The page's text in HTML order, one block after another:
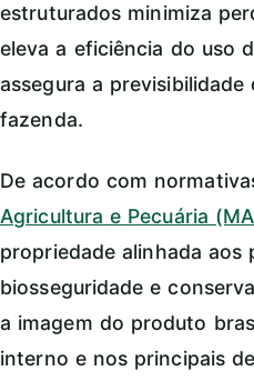
estruturados minimiza
eleva a eficiência do uso
assegura a
fazenda.
De acordo com
Agricultura e Pecuária
propriedade alinhada aos
biosseguridade e
a imagem do produto
interno e nos principais